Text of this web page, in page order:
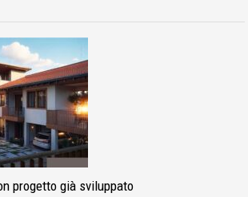
progetto già sviluppato